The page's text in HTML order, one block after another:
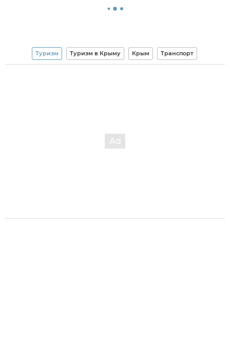
Туризм Туризм в Крыму Крым Транспорт